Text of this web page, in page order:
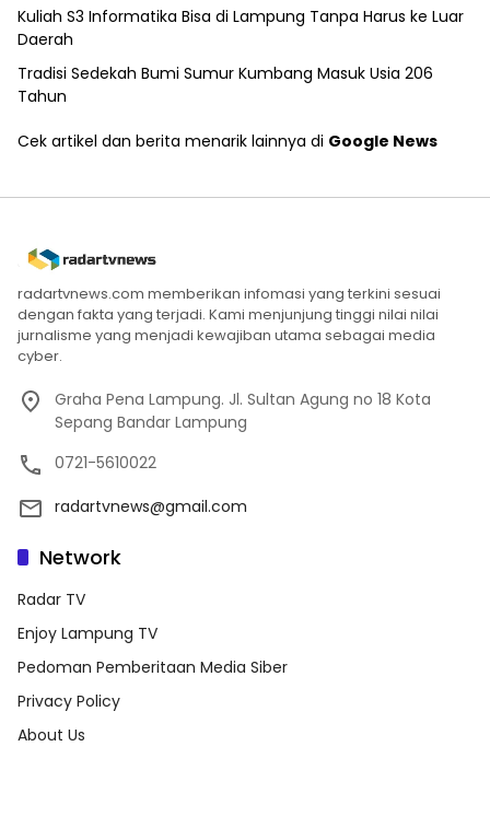
Kuliah S3 Informatika Bisa di Lampung Tanpa Harus ke Luar
Daerah
Tradisi Sedekah Bumi Sumur Kumbang Masuk Usia 206
Tahun
Cek artikel dan berita menarik lainnya di Google News
radartvnews.com memberikan infomasi yang terkini sesuai
dengan fakta yang terjadi. Kami menjunjung tinggi nilai nilai
jurnalisme yang menjadi kewajiban utama sebagai media
cyber.
Graha Pena Lampung. Jl. Sultan Agung no 18 Kota
Sepang Bandar Lampung
0721-5610022
radartvnews@gmail.com
Network
Radar TV
Enjoy Lampung TV
Pedoman Pemberitaan Media Siber
Privacy Policy
About Us